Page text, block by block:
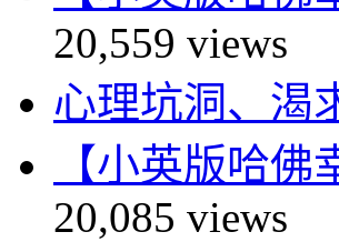
20,559 views
心理坑洞、渴
【小英版哈佛
20,085 views